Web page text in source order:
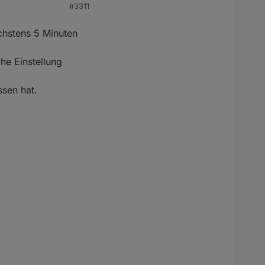
in die
weiter
vorher
SOC am
#3311
5 Minuten
Einstellung
hat.